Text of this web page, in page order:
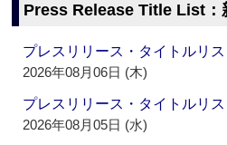
Press Release Title List：
プレスリリース・タイトルリ
2026年08月06日 (木)
プレスリリース・タイトルリ
2026年08月05日 (水)